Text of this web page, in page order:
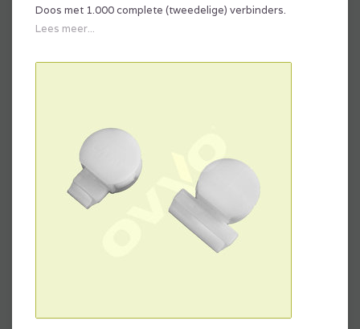
Doos met 1.000 complete (tweedelige) verbinders.
Lees meer...